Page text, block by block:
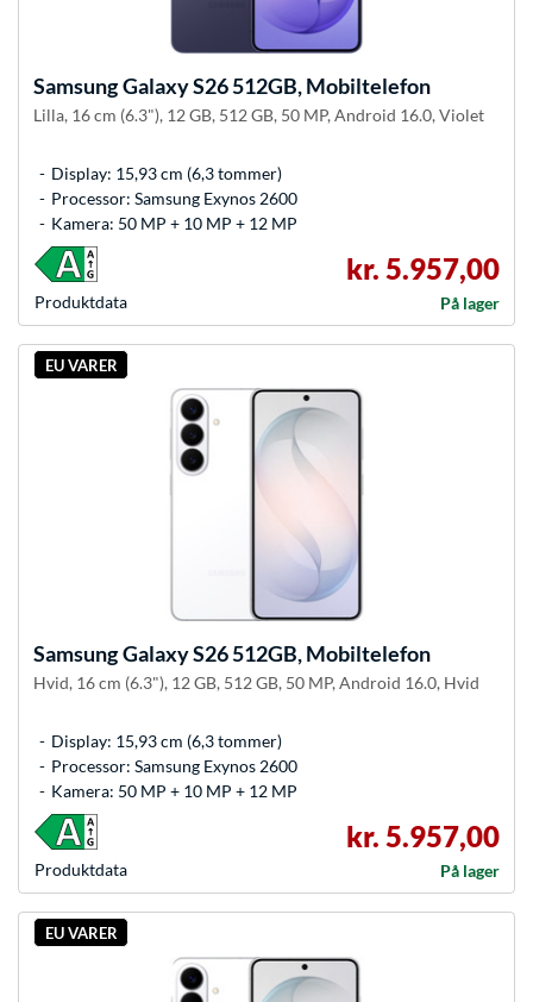
SamsungGalaxy S26 512GB, Mobiltelefon
Lilla, 16 cm (6.3"), 12 GB, 512 GB, 50 MP, Android 16.0, Violet
Display: 15,93 cm (6,3 tommer)
Processor: Samsung Exynos 2600
Kamera: 50 MP + 10 MP + 12 MP
Produkt­data
kr. 5.957,00
På lager
EU VARER
SamsungGalaxy S26 512GB, Mobiltelefon
Hvid, 16 cm (6.3"), 12 GB, 512 GB, 50 MP, Android 16.0, Hvid
Display: 15,93 cm (6,3 tommer)
Processor: Samsung Exynos 2600
Kamera: 50 MP + 10 MP + 12 MP
Produkt­data
kr. 5.957,00
På lager
EU VARER